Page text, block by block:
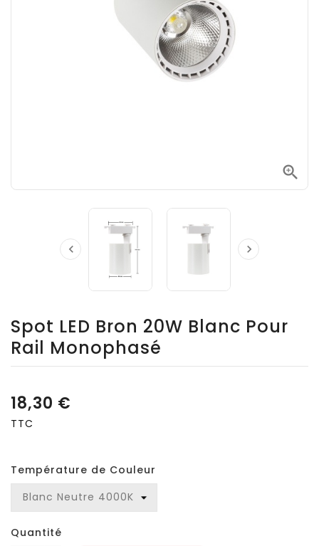

 
Spot LED Bron 20W Blanc Pour
Rail Monophasé
18,30 €
TTC
Température de Couleur
Quantité